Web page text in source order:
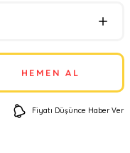
HEMEN AL
Fiyatı Düşünce Haber Ver